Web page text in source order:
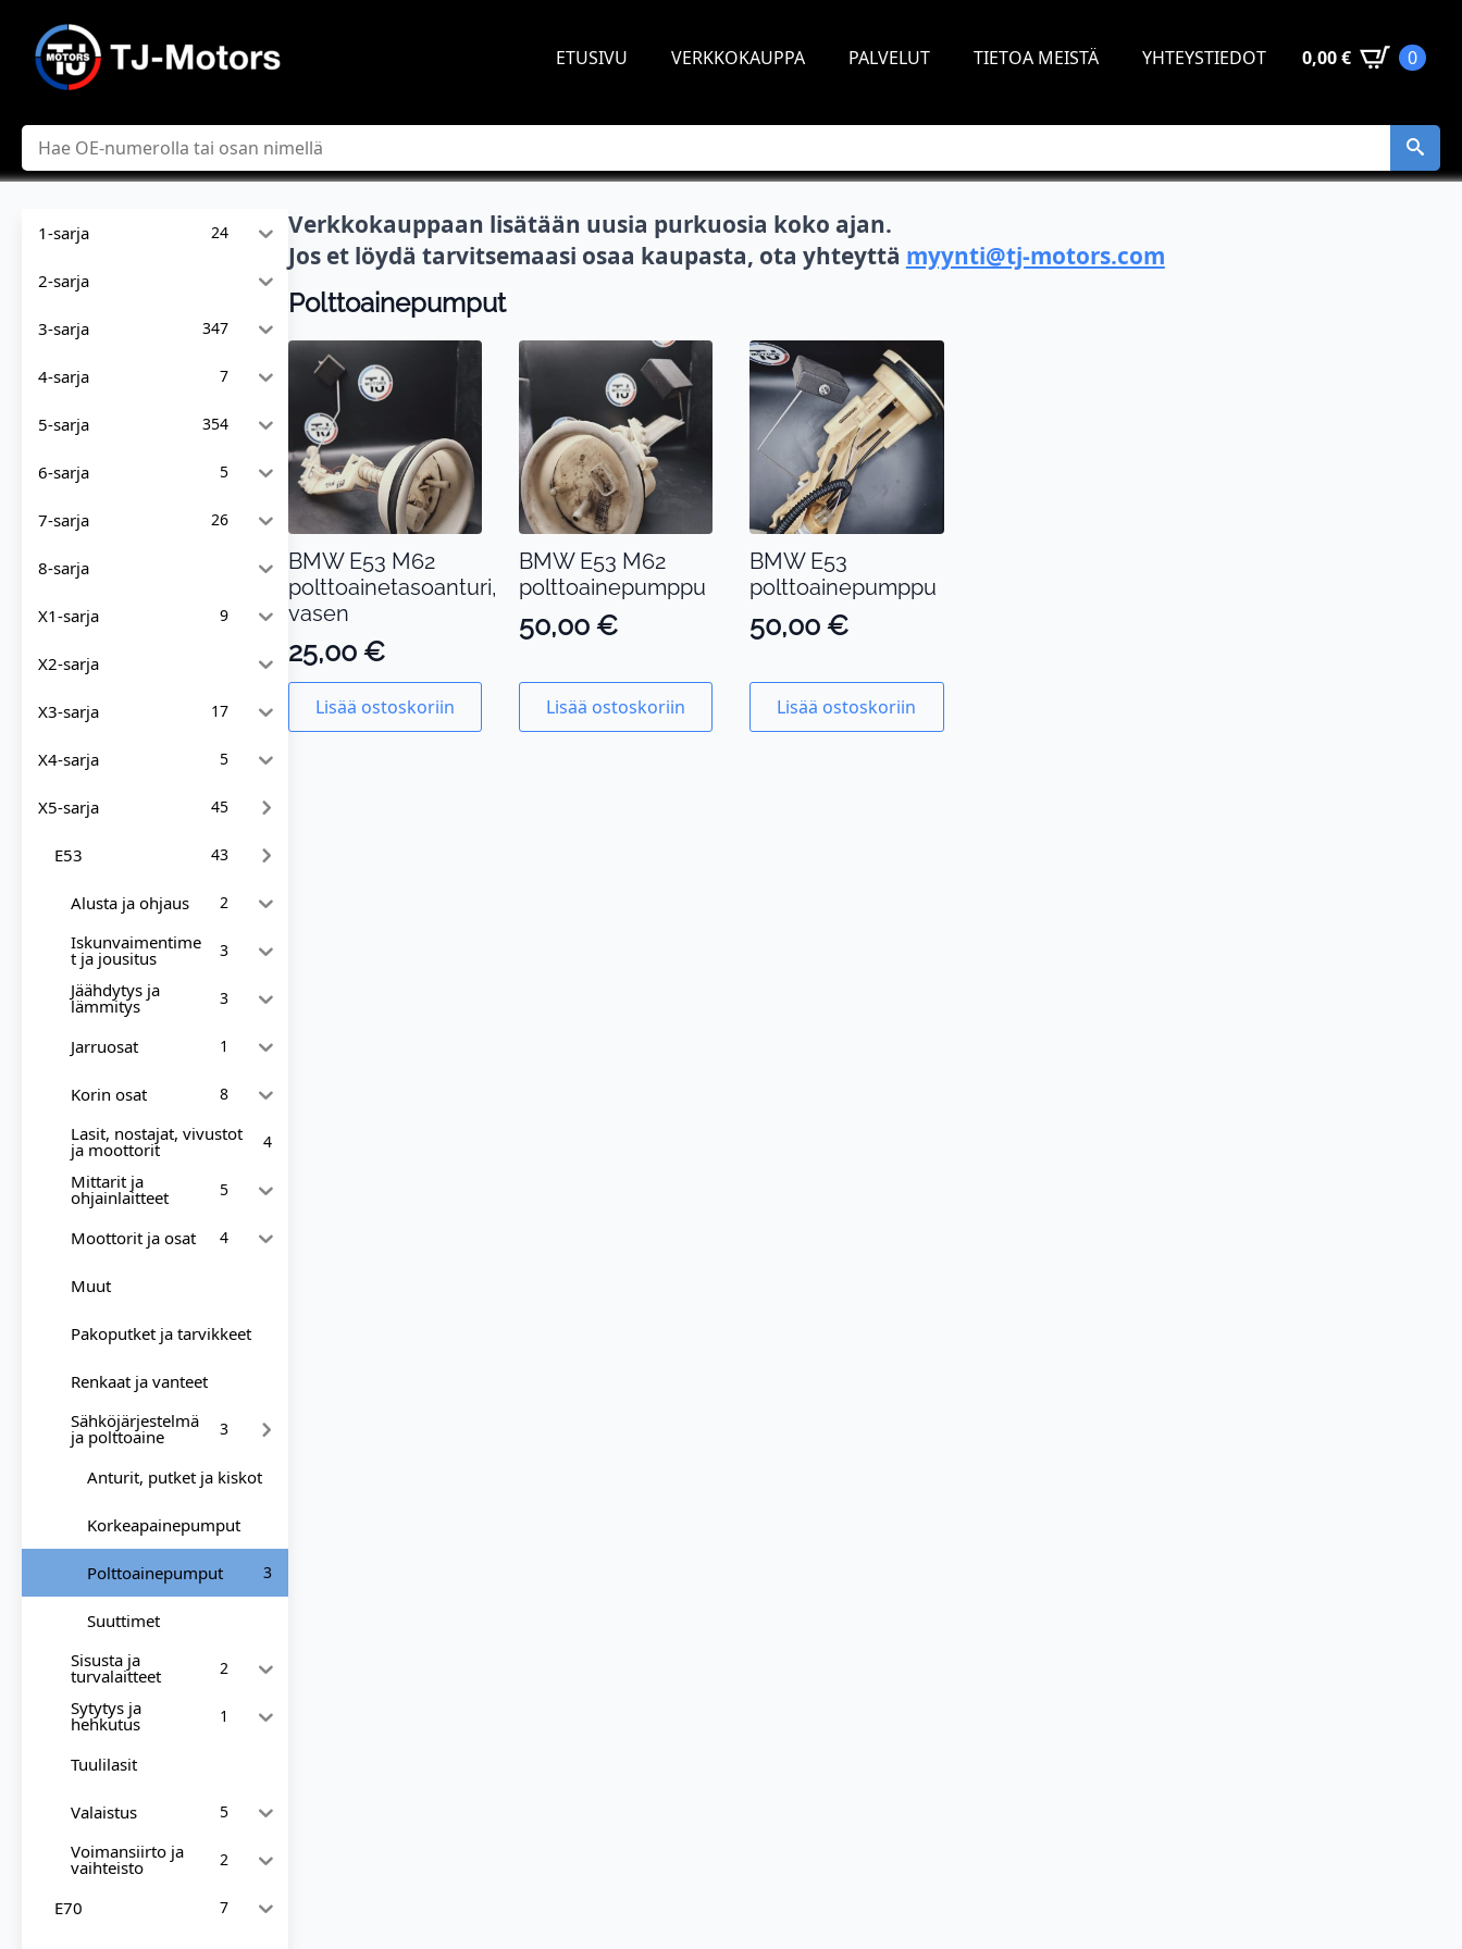
ETUSIVU VERKKOKAUPPA PALVELUT TIETOA MEISTÄ YHTEYSTIEDOT 0,00€ 0
Hae
1-sarja 24
2-sarja
3-sarja 347
4-sarja 7
5-sarja 354
6-sarja 5
7-sarja 26
8-sarja
X1-sarja 9
X2-sarja
X3-sarja 17
X4-sarja 5
X5-sarja 45
E53 43
Alusta ja ohjaus 2
Iskunvaimentime
t ja jousitus 3
Jäähdytys ja
lämmitys 3
Jarruosat 1
Korin osat 8
Lasit, nostajat, vivustot
ja moottorit 4
Mittarit ja
ohjainlaitteet 5
Moottorit ja osat 4
Muut
Pakoputket ja tarvikkeet
Renkaat ja vanteet
Sähköjärjestelmä
ja polttoaine 3
Anturit, putket ja kiskot
Korkeapainepumput
Polttoainepumput 3
Suuttimet
Sisusta ja
turvalaitteet 2
Sytytys ja
hehkutus 1
Tuulilasit
Valaistus 5
Voimansiirto ja
vaihteisto 2
E70 7
Verkkokauppaan lisätään uusia purkuosia koko ajan.
Jos et löydä tarvitsemaasi osaa kaupasta, ota yhteyttä myynti@tj-motors.com
Polttoainepumput
BMW E53 M62
polttoainetasoanturi,
vasen
25,00 €
Lisää ostoskoriin
BMW E53 M62
polttoainepumppu
50,00 €
Lisää ostoskoriin
BMW E53
polttoainepumppu
50,00€
Lisää ostoskoriin